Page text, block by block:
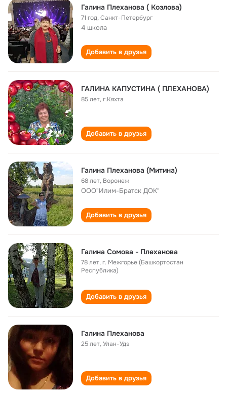
Галина Плеханова ( Козлова)
71 год,Санкт-Петербург
4 школа
Добавить в друзья
ГАЛИНА КАПУСТИНА ( ПЛЕХАНОВА)
85 лет,г.Кяхта
Добавить в друзья
Галина Плеханова (Митина)
68 лет, Воронеж
ООО"Илим-Братск ДОК"
Добавить в друзья
Галина Сомова - Плеханова
78 лет,г. Межгорье (Башкортостан
Республика)
Добавить в друзья
Галина Плеханова
25 лет,Улан-Удэ
Добавить в друзья